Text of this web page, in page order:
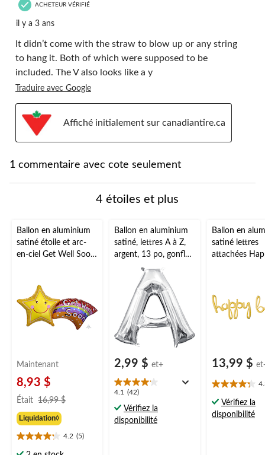
ACHETEUR VÉRIFIÉ
il y a 3 ans
It didn’t come with the straw to blow up or any string
to hang it. Both of which were supposed to be
included. The V also looks like a y
Traduire avec Google
Affiché initialement sur canadiantire.ca
1 commentaire avec cote seulement
4 étoiles et plus
Ballon en aluminium
satiné étoile et arc-
en-ciel Get Well Soon,
hélium compris
Maintenant
8,93 $
Était 16,99 $
Liquidation◊
4.2 (5)
4.2
étoile(s)
Ballon en aluminium
satiné, lettres A à Z,
argent, 13 po, gonflé
d'air, pour
anniversaire/remise
de diplômes/fête
prénatale/mariage
2,99 $ et+
4.1 (42)
4.1
étoile(s)
sur
5.
Vérifiez la
disponibilité
Ballon en
satiné lettres
attachées
d'anniversaire
13,99 $
4.3
étoile(s)
sur
Vérifiez la
disponibilité